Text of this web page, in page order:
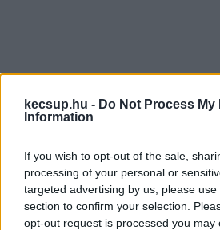
kecsup.hu - Do Not Process My
Information
If you wish to opt-out of the sale,
processing of your personal or
targeted advertising by us, please
section to confirm your selection.
opt-out request is processed you may
Lépj be a beszélgetéshez és hogy
egymást.
BELÉPÉS